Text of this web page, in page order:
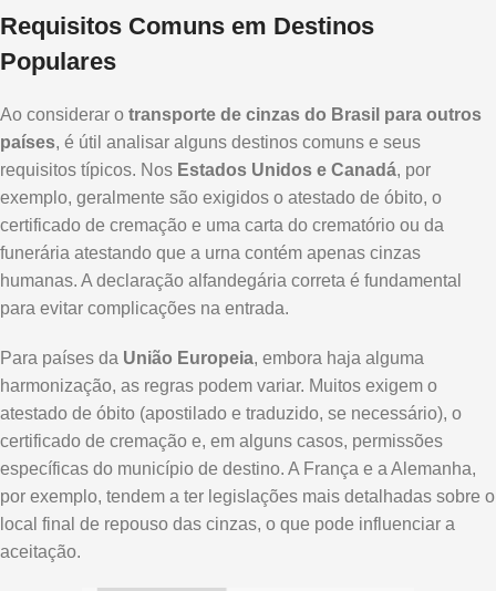
Requisitos Comuns em Destinos
Populares
Ao considerar o transporte de cinzas do Brasil para outros
países, é útil analisar alguns destinos comuns e seus
requisitos típicos. Nos Estados Unidos e Canadá, por
exemplo, geralmente são exigidos o atestado de óbito, o
certificado de cremação e uma carta do crematório ou da
funerária atestando que a urna contém apenas cinzas
humanas. A declaração alfandegária correta é fundamental
para evitar complicações na entrada.
Para países da União Europeia, embora haja alguma
harmonização, as regras podem variar. Muitos exigem o
atestado de óbito (apostilado e traduzido, se necessário), o
certificado de cremação e, em alguns casos, permissões
específicas do município de destino. A França e a Alemanha,
por exemplo, tendem a ter legislações mais detalhadas sobre o
local final de repouso das cinzas, o que pode influenciar a
aceitação.